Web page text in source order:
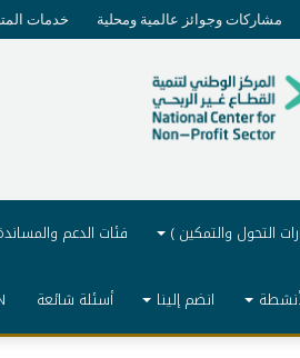
مشاركات وجوائز عالمية ومحلية خدمات
التحول والتمكين ) فئات الدعم
انضم إلينا أسئلة شائعة